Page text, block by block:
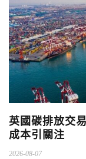
英國碳排放交
成本引關注
2026-08-07